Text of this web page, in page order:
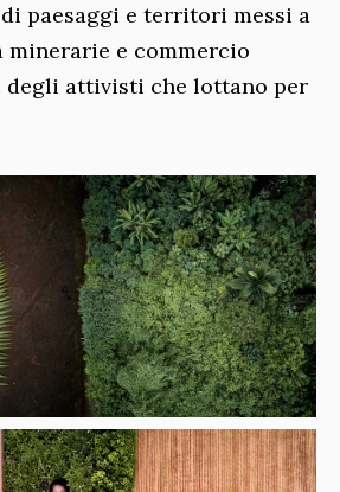
paesaggi e territori messi a
e commercio
attivisti che lottano per